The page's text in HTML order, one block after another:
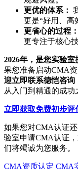
更优的体系：
更是“好用、高
更省心的过程：
更专注于核心
2026年，是您实验室
果您准备启动CMA
迎立即联系德恺咨询
从入门到精通的成功
立即获取免费初步评
如果您对CMA认证
验室申请CMA认证
们将竭诚为您服务。
CMA资质认定 CMA